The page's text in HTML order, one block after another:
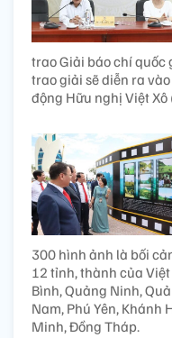
trao Giải báo chí quốc
trao giải sẽ diễn ra
động Hữu nghị Việt Xô
300 hình ảnh là bối
12 tỉnh, thành của
Bình, Quảng Ninh,
Nam, Phú Yên, Khánh
Minh, Đồng Tháp.